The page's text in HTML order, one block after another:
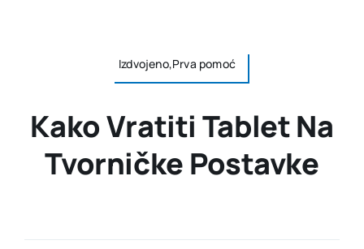
Izdvojeno,Prva pomoć
Kako Vratiti Tablet Na
Tvorničke Postavke